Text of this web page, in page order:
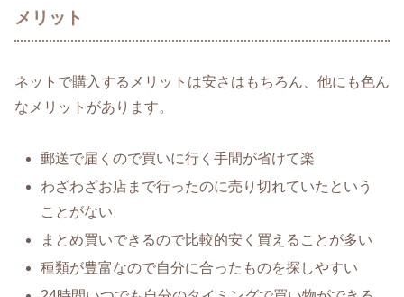
メリット
ネットで購入するメリットは安さはもちろん、他にも色ん
なメリットがあります。
郵送で届くので買いに行く手間が省けて楽
わざわざお店まで行ったのに売り切れていたという
ことがない
まとめ買いできるので比較的安く買えることが多い
種類が豊富なので自分に合ったものを探しやすい